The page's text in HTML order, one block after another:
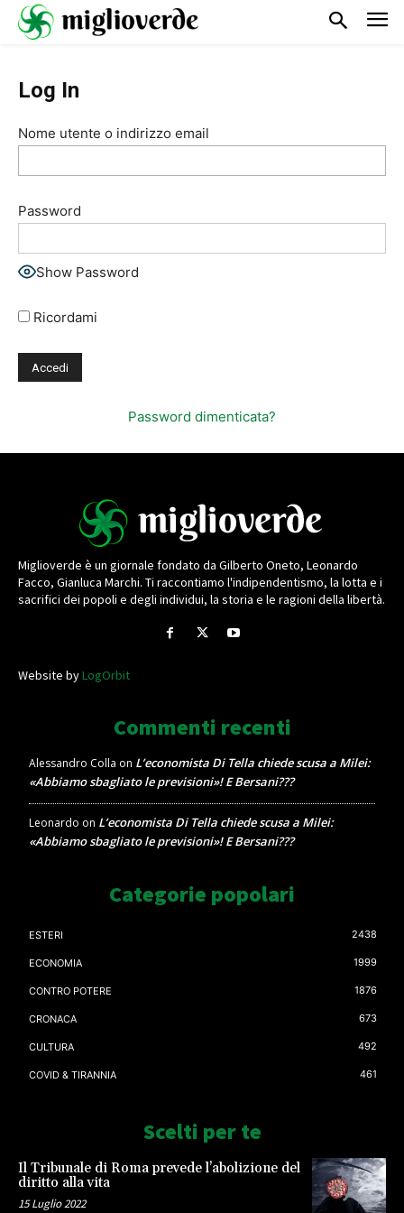
Log In
Nome utente o indirizzo email
Password
Show Password
Ricordami
Password dimenticata?
Miglioverde è un giornale fondato da Gilberto Oneto, Leonardo
Facco, Gianluca Marchi. Ti raccontiamo l'indipendentismo, la lotta e i
sacrifici dei popoli e degli individui, la storia e le ragioni della libertà.
Website byLogOrbit
Commenti recenti
Alessandro Colla on L’economista Di Tella chiede scusa a Milei:
«Abbiamo sbagliato le previsioni»! E Bersani???
Leonardo on L’economista Di Tella chiede scusa a Milei:
«Abbiamo sbagliato le previsioni»! E Bersani???
Categorie popolari
ESTERI 2438
ECONOMIA 1999
CONTRO POTERE 1876
CRONACA 673
CULTURA 492
COVID & TIRANNIA 461
Scelti per te
Il Tribunale di Roma prevede l’abolizione del
diritto alla vita
15 Luglio 2022